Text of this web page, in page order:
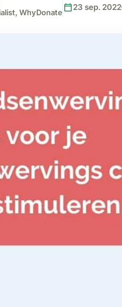
WhyDonate calendar_today23 sep. 2022